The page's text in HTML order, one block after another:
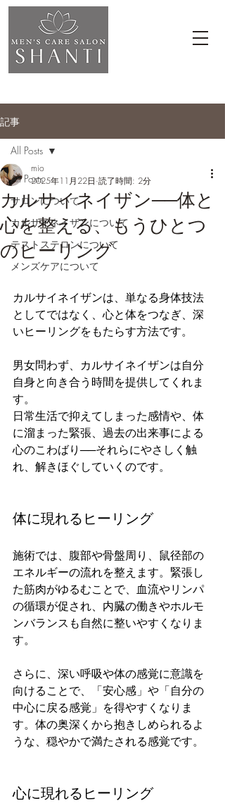
記事
All Posts
サロンについて
カルサイネイザンについて
テストステロンについて
メンズケアについて
All Posts
カルサイネイザン──体と
心を整える、もうひとつ
のヒーリング
mio
2025年11月22日 読了時間: 2分
カルサイネイザンは、単なる身体技法
としてではなく、心と体をつなぎ、深
いヒーリングをもたらす方法です。
男女問わず、カルサイネイザンは自分
自身と向き合う時間を提供してくれま
す。
日常生活で抑えてしまった感情や、体
に溜まった緊張、過去の出来事による
心のこわばり──それらにやさしく触
れ、解きほぐしていくのです。
体に現れるヒーリング
施術では、腹部や骨盤周り、鼠径部の
エネルギーの流れを整えます。緊張し
た筋肉がゆるむことで、血流やリンパ
の循環が促され、内臓の働きやホルモ
ンバランスも自然に整いやすくなりま
す。
さらに、深い呼吸や体の感覚に意識を
向けることで、「安心感」や「自分の
中心に戻る感覚」を得やすくなりま
す。体の奥深くから抱きしめられるよ
うな、穏やかで満たされる感覚です。
心に現れるヒーリング